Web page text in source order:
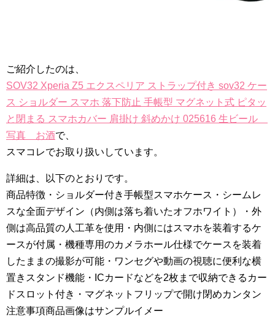
ご紹介したのは、
SOV32 Xperia Z5 エクスペリア ストラップ付き sov32 ケー
ス ショルダー スマホ 落下防止 手帳型 マグネット式 ピタッ
と閉まる スマホカバー 肩掛け 斜めかけ 025616 生ビール
写真 お酒で、
スマコレでお取り扱いしています。
詳細は、以下のとおりです。
商品特徴・ショルダー付き手帳型スマホケース・シームレ
スな全面デザイン（内側は落ち着いたオフホワイト）・外
側は高品質の人工革を使用・内側にはスマホを装着するケ
ースが付属・機種専用のカメラホール仕様でケースを装着
したままの撮影が可能・ワンセグや動画の視聴に便利な横
置きスタンド機能・ICカードなどを2枚まで収納できるカー
ドスロット付き・マグネットフリップで開け閉めカンタン
注意事項商品画像はサンプルイメー